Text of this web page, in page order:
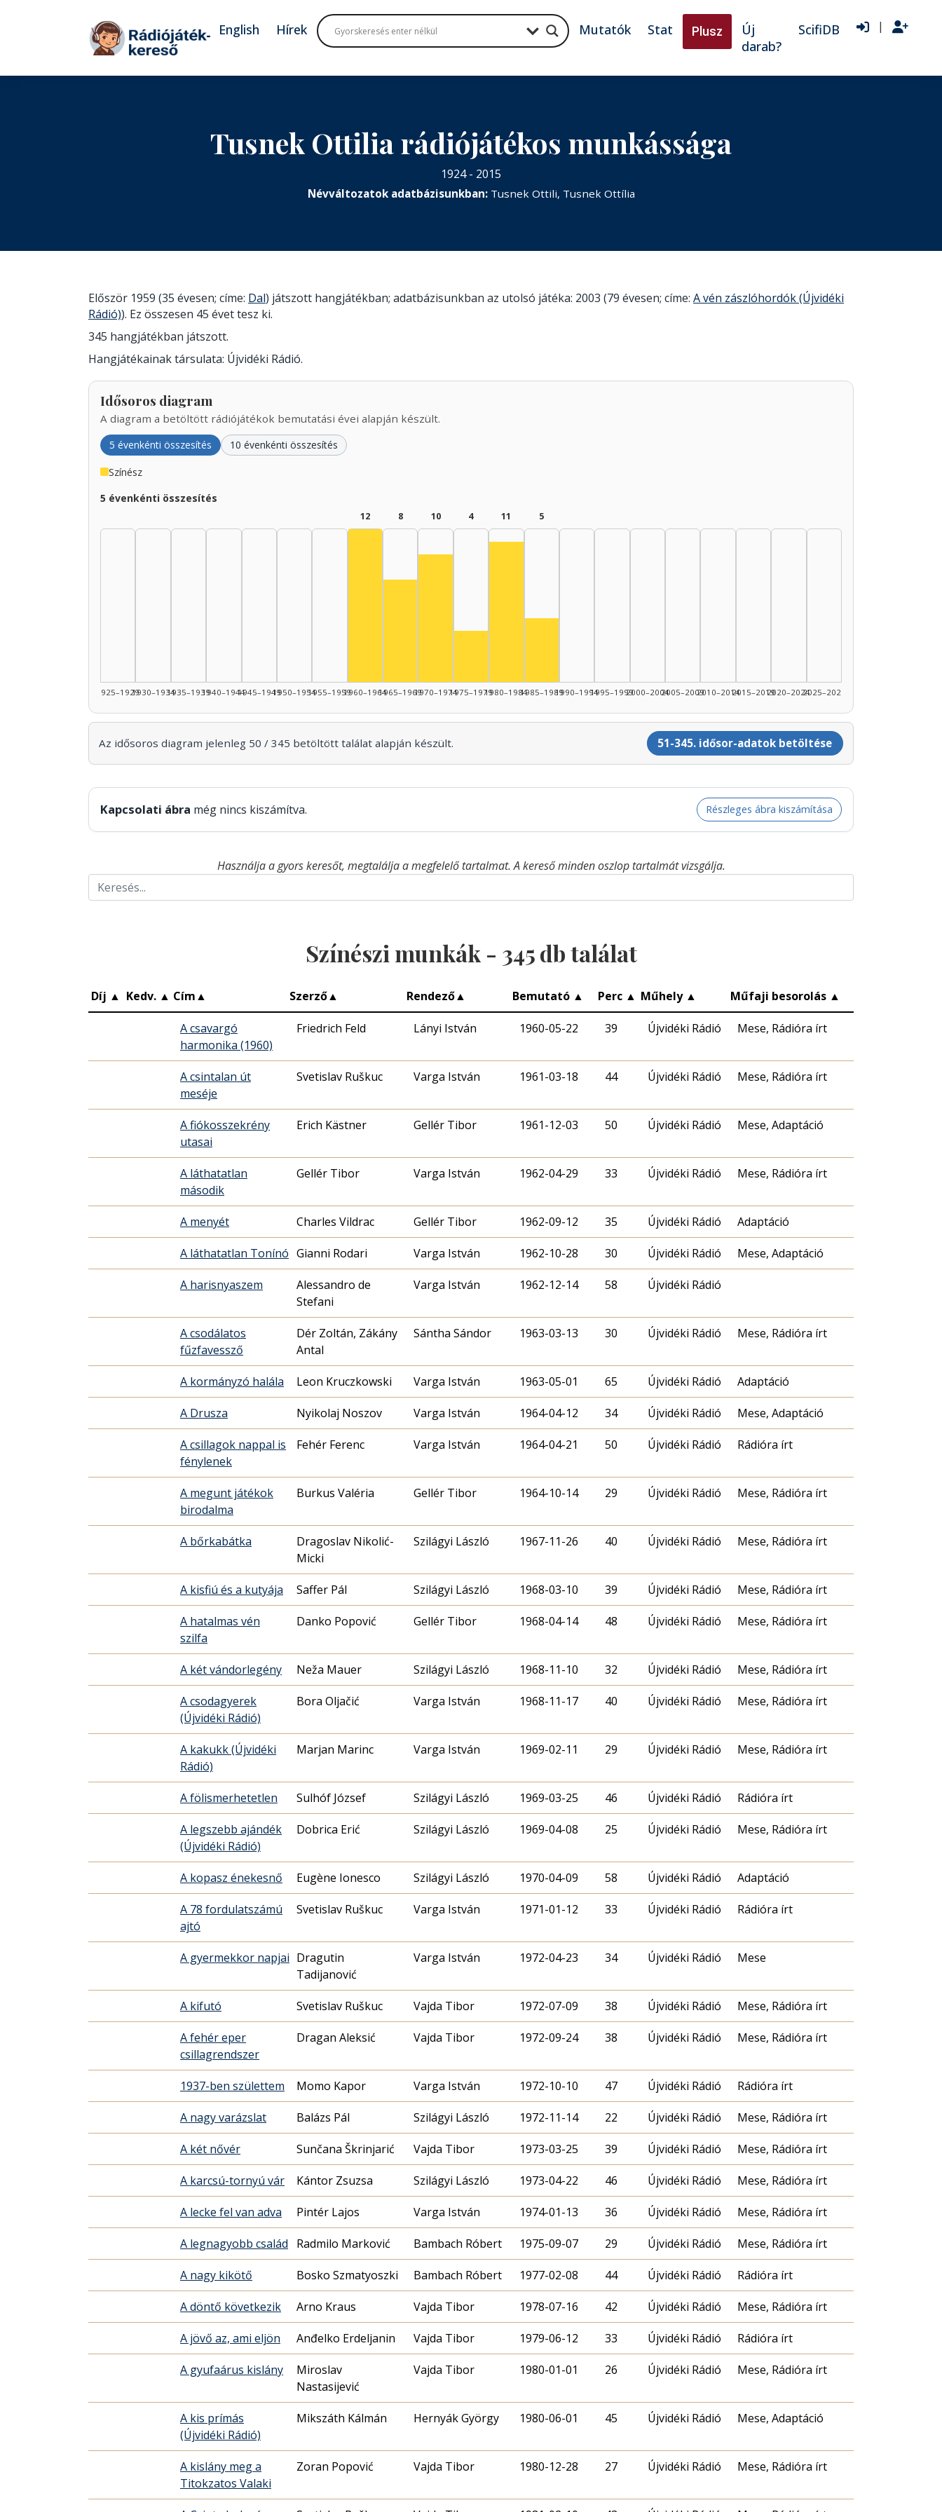
Tovább a tartalomhoz
English Hírek Mutatók Stat Plusz
Új
darab?
ScifiDB |
Tusnek Ottilia rádiójátékos munkássága
1924 - 2015
Névváltozatok adatbázisunkban: Tusnek Ottili, Tusnek Ottília
Először 1959 (35 évesen; címe: Dal) játszott hangjátékban; adatbázisunkban az utolsó játéka: 2003 (79 évesen; címe: A vén zászlóhordók (Újvidéki
Rádió)). Ez összesen 45 évet tesz ki.
345 hangjátékban játszott.
Hangjátékainak társulata: Újvidéki Rádió.
Idősoros diagram
A diagram a betöltött rádiójátékok bemutatási évei alapján készült.
5 évenkénti összesítés 10 évenkénti összesítés
Színész
5 évenkénti összesítés
1925–19291930–19341935–19391940–19441945–19491950–19541955–1959
12
1960–1964
8
1965–1969
10
1970–1974
4
1975–1979
11
Színész, 1980–1984: 11
1980–1984
5
1985–19891990–19941995–19992000–20042005–20092010–20142015–20192020–20242025–2026
Az idősoros diagram jelenleg 50 / 345 betöltött találat alapján készült. 51-345. idősor-adatok betöltése
Kapcsolati ábra még nincs kiszámítva. Részleges ábra kiszámítása
Használja a gyors keresőt, megtalálja a megfelelő tartalmat. A kereső minden oszlop tartalmát vizsgálja.
Színészi munkák - 345db találat
Díj ▲ Kedv. ▲ Cím▲ Szerző▲ Rendező▲ Bemutató ▲ Perc ▲ Műhely ▲ Műfaji besorolás ▲
A csavargó
harmonika (1960)
Friedrich Feld Lányi István 1960-05-22 39 Újvidéki Rádió Mese, Rádióra írt
A csintalan út
meséje
Svetislav Ruškuc Varga István 1961-03-18 44 Újvidéki Rádió Mese, Rádióra írt
A fiókosszekrény
utasai
Erich Kästner Gellér Tibor 1961-12-03 50 Újvidéki Rádió Mese, Adaptáció
A láthatatlan
második
Gellér Tibor Varga István 1962-04-29 33 Újvidéki Rádió Mese, Rádióra írt
A menyét Charles Vildrac Gellér Tibor 1962-09-12 35 Újvidéki Rádió Adaptáció
A láthatatlan Tonínó Gianni Rodari Varga István 1962-10-28 30 Újvidéki Rádió Mese, Adaptáció
A harisnyaszem
Alessandro de
Stefani
Varga István 1962-12-14 58 Újvidéki Rádió
A csodálatos
fűzfavessző
Dér Zoltán, Zákány
Antal
Sántha Sándor 1963-03-13 30 Újvidéki Rádió Mese, Rádióra írt
A kormányzó halála Leon Kruczkowski Varga István 1963-05-01 65 Újvidéki Rádió Adaptáció
A Drusza Nyikolaj Noszov Varga István 1964-04-12 34 Újvidéki Rádió Mese, Adaptáció
A csillagok nappal is
fénylenek
Fehér Ferenc Varga István 1964-04-21 50 Újvidéki Rádió Rádióra írt
A megunt játékok
birodalma
Burkus Valéria Gellér Tibor 1964-10-14 29 Újvidéki Rádió Mese, Rádióra írt
A bőrkabátka
Dragoslav Nikolić-
Micki
Szilágyi László 1967-11-26 40 Újvidéki Rádió Mese, Rádióra írt
A kisfiú és a kutyája Saffer Pál Szilágyi László 1968-03-10 39 Újvidéki Rádió Mese, Rádióra írt
A hatalmas vén
szilfa
Danko Popović Gellér Tibor 1968-04-14 48 Újvidéki Rádió Mese, Rádióra írt
A két vándorlegény Neža Mauer Szilágyi László 1968-11-10 32 Újvidéki Rádió Mese, Rádióra írt
A csodagyerek
(Újvidéki Rádió)
Bora Oljačić Varga István 1968-11-17 40 Újvidéki Rádió Mese, Rádióra írt
A kakukk (Újvidéki
Rádió)
Marjan Marinc Varga István 1969-02-11 29 Újvidéki Rádió Mese, Rádióra írt
A fölismerhetetlen Sulhóf József Szilágyi László 1969-03-25 46 Újvidéki Rádió Rádióra írt
A legszebb ajándék
(Újvidéki Rádió)
Dobrica Erić Szilágyi László 1969-04-08 25 Újvidéki Rádió Mese, Rádióra írt
A kopasz énekesnő Eugène Ionesco Szilágyi László 1970-04-09 58 Újvidéki Rádió Adaptáció
A 78 fordulatszámú
ajtó
Svetislav Ruškuc Varga István 1971-01-12 33 Újvidéki Rádió Rádióra írt
A gyermekkor napjai Dragutin
Tadijanović
Varga István 1972-04-23 34 Újvidéki Rádió Mese
A kifutó Svetislav Ruškuc Vajda Tibor 1972-07-09 38 Újvidéki Rádió Mese, Rádióra írt
A fehér eper
csillagrendszer
Dragan Aleksić Vajda Tibor 1972-09-24 38 Újvidéki Rádió Mese, Rádióra írt
1937-ben születtem Momo Kapor Varga István 1972-10-10 47 Újvidéki Rádió Rádióra írt
A nagy varázslat Balázs Pál Szilágyi László 1972-11-14 22 Újvidéki Rádió Mese, Rádióra írt
A két nővér Sunčana Škrinjarić Vajda Tibor 1973-03-25 39 Újvidéki Rádió Mese, Rádióra írt
A karcsú-tornyú vár Kántor Zsuzsa Szilágyi László 1973-04-22 46 Újvidéki Rádió Mese, Rádióra írt
A lecke fel van adva Pintér Lajos Varga István 1974-01-13 36 Újvidéki Rádió Mese, Rádióra írt
A legnagyobb család Radmilo Marković Bambach Róbert 1975-09-07 29 Újvidéki Rádió Mese, Rádióra írt
A nagy kikötő Bosko Szmatyoszki Bambach Róbert 1977-02-08 44 Újvidéki Rádió Rádióra írt
A döntő következik Arno Kraus Vajda Tibor 1978-07-16 42 Újvidéki Rádió Mese, Rádióra írt
A jövő az, ami eljön Anđelko Erdeljanin Vajda Tibor 1979-06-12 33 Újvidéki Rádió Rádióra írt
A gyufaárus kislány
Miroslav
Nastasijević
Vajda Tibor 1980-01-01 26 Újvidéki Rádió Mese, Rádióra írt
A kis prímás
(Újvidéki Rádió)
Mikszáth Kálmán Hernyák György 1980-06-01 45 Újvidéki Rádió Mese, Adaptáció
A kislány meg a
Titokzatos Valaki
Zoran Popović Vajda Tibor 1980-12-28 27 Újvidéki Rádió Mese, Rádióra írt